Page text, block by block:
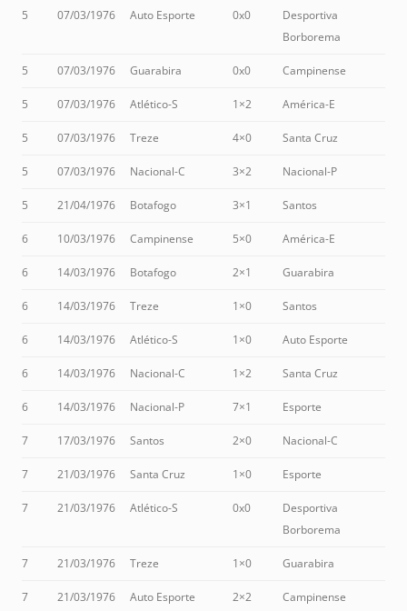
5 07/03/1976 Auto Esporte 0x0
Desportiva
Borborema
5 07/03/1976 Guarabira 0x0 Campinense
5 07/03/1976 Atlético-S 1×2 América-E
5 07/03/1976 Treze 4×0 Santa Cruz
5 07/03/1976 Nacional-C 3×2 Nacional-P
5 21/04/1976 Botafogo 3×1 Santos
6 10/03/1976 Campinense 5×0 América-E
6 14/03/1976 Botafogo 2×1 Guarabira
6 14/03/1976 Treze 1×0 Santos
6 14/03/1976 Atlético-S 1×0 Auto Esporte
6 14/03/1976 Nacional-C 1×2 Santa Cruz
6 14/03/1976 Nacional-P 7×1 Esporte
7 17/03/1976 Santos 2×0 Nacional-C
7 21/03/1976 Santa Cruz 1×0 Esporte
7 21/03/1976 Atlético-S 0x0
Desportiva
Borborema
7 21/03/1976 Treze 1×0 Guarabira
7 21/03/1976 Auto Esporte 2×2 Campinense